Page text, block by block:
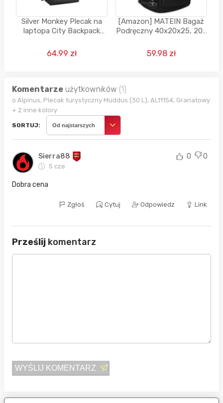
Silver Monkey Plecak na
laptopa City Backpack
64.99 zł
[Amazon] MATEIN Bagaż
Podręczny 40x20x25, 20L
(DARMOWA DOSTAWA -
PRIME AMAZON)
59.98 zł
Komentarze użytkowników (1)
o Alpinus, Plecak turystyczny Muddus (30 L), AL11154, Granatowy
+ 2 inne kolory
SORTUJ: Od najstarszych
Sierra88
5 cze
0 0
Dobra cena
Zgłoś Cytuj Odpowiedz Link
Prześlij komentarz
WYŚLIJ KOMENTARZ